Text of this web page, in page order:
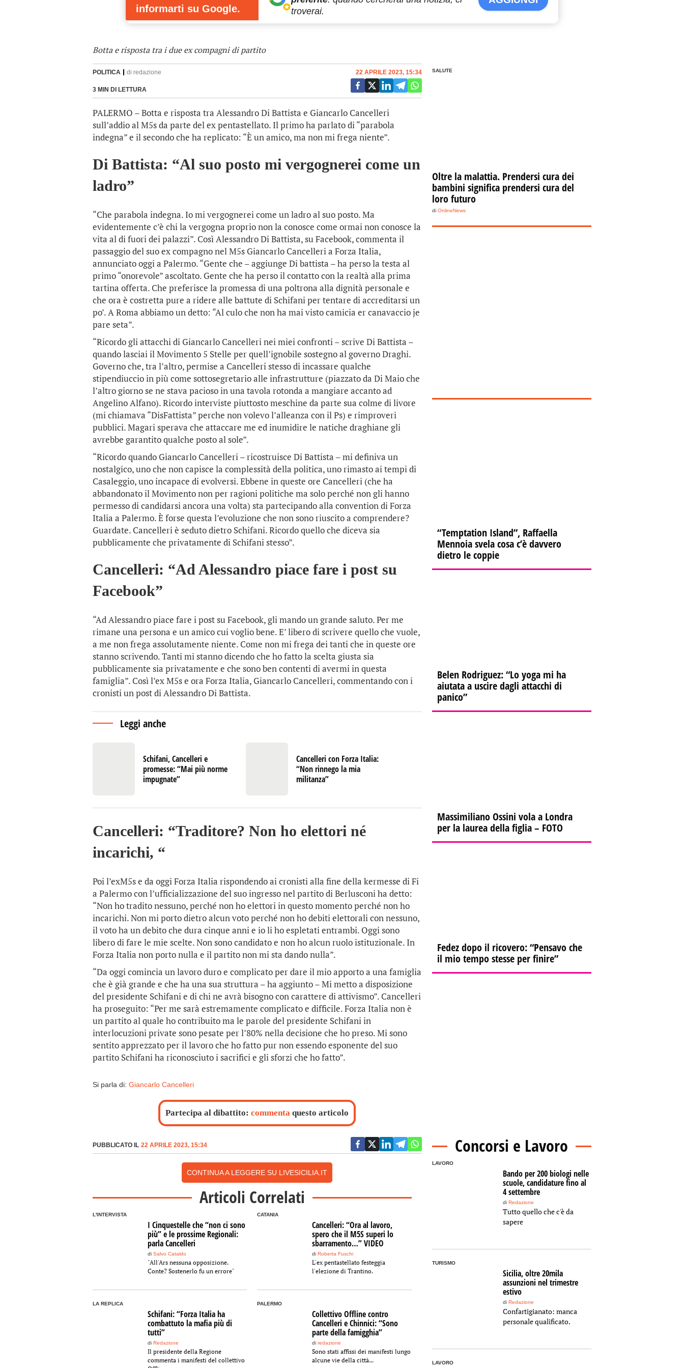
informarti su Google.
troverai.
Botta e risposta tra i due ex compagni di partito
POLITICA di redazione
3 MIN DI LETTURA
22 APRILE 2023, 15:34
PALERMO – Botta e risposta tra Alessandro Di Battista e Giancarlo Cancelleri
sull’addio al M5s da parte del ex pentastellato. Il primo ha parlato di “parabola
indegna” e il secondo che ha replicato: “È un amico, ma non mi frega niente”.
Di Battista: “Al suo posto mi vergognerei come un
ladro”
“Che parabola indegna. Io mi vergognerei come un ladro al suo posto. Ma
evidentemente c’è chi la vergogna proprio non la conosce come ormai non conosce la
vita al di fuori dei palazzi”. Così Alessandro Di Battista, su Facebook, commenta il
passaggio del suo ex compagno nel M5s Giancarlo Cancelleri a Forza Italia,
annunciato oggi a Palermo. “Gente che – aggiunge Di battista – ha perso la testa al
primo “onorevole” ascoltato. Gente che ha perso il contatto con la realtà alla prima
tartina offerta. Che preferisce la promessa di una poltrona alla dignità personale e
che ora è costretta pure a ridere alle battute di Schifani per tentare di accreditarsi un
po’. A Roma abbiamo un detto: “Al culo che non ha mai visto camicia er canavaccio je
pare seta”.
“Ricordo gli attacchi di Giancarlo Cancelleri nei miei confronti – scrive Di Battista –
quando lasciai il Movimento 5 Stelle per quell’ignobile sostegno al governo Draghi.
Governo che, tra l’altro, permise a Cancelleri stesso di incassare qualche
stipendiuccio in più come sottosegretario alle infrastrutture (piazzato da Di Maio che
l’altro giorno se ne stava pacioso in una tavola rotonda a mangiare accanto ad
Angelino Alfano). Ricordo interviste piuttosto meschine da parte sua colme di livore
(mi chiamava “DisFattista” perche non volevo l’alleanza con il Ps) e rimproveri
pubblici. Magari sperava che attaccare me ed inumidire le natiche draghiane gli
avrebbe garantito qualche posto al sole”.
“Ricordo quando Giancarlo Cancelleri – ricostruisce Di Battista – mi definiva un
nostalgico, uno che non capisce la complessità della politica, uno rimasto ai tempi di
Casaleggio, uno incapace di evolversi. Ebbene in queste ore Cancelleri (che ha
abbandonato il Movimento non per ragioni politiche ma solo perché non gli hanno
permesso di candidarsi ancora una volta) sta partecipando alla convention di Forza
Italia a Palermo. È forse questa l’evoluzione che non sono riuscito a comprendere?
Guardate. Cancelleri è seduto dietro Schifani. Ricordo quello che diceva sia
pubblicamente che privatamente di Schifani stesso”.
Cancelleri: “Ad Alessandro piace fare i post su
Facebook”
“Ad Alessandro piace fare i post su Facebook, gli mando un grande saluto. Per me
rimane una persona e un amico cui voglio bene. E’ libero di scrivere quello che vuole,
a me non frega assolutamente niente. Come non mi frega dei tanti che in queste ore
stanno scrivendo. Tanti mi stanno dicendo che ho fatto la scelta giusta sia
pubblicamente sia privatamente e che sono ben contenti di avermi in questa
famiglia”. Così l’ex M5s e ora Forza Italia, Giancarlo Cancelleri, commentando con i
cronisti un post di Alessandro Di Battista.
Leggi anche
Schifani, Cancelleri e
promesse: “Mai più norme
impugnate”
Cancelleri con Forza Italia:
“Non rinnego la mia
militanza”
Cancelleri: “Traditore? Non ho elettori né
incarichi, “
Poi l’exM5s e da oggi Forza Italia rispondendo ai cronisti alla fine della kermesse di Fi
a Palermo con l’ufficializzazione del suo ingresso nel partito di Berlusconi ha detto:
“Non ho tradito nessuno, perché non ho elettori in questo momento perché non ho
incarichi. Non mi porto dietro alcun voto perché non ho debiti elettorali con nessuno,
il voto ha un debito che dura cinque anni e io li ho espletati entrambi. Oggi sono
libero di fare le mie scelte. Non sono candidato e non ho alcun ruolo istituzionale. In
Forza Italia non porto nulla e il partito non mi sta dando nulla”.
“Da oggi comincia un lavoro duro e complicato per dare il mio apporto a una famiglia
che è già grande e che ha una sua struttura – ha aggiunto – Mi metto a disposizione
del presidente Schifani e di chi ne avrà bisogno con carattere di attivismo”. Cancelleri
ha proseguito: “Per me sarà estremamente complicato e difficile. Forza Italia non è
un partito al quale ho contribuito ma le parole del presidente Schifani in
interlocuzioni private sono pesate per l’80% nella decisione che ho preso. Mi sono
sentito apprezzato per il lavoro che ho fatto pur non essendo esponente del suo
partito Schifani ha riconosciuto i sacrifici e gli sforzi che ho fatto”.
Si parla di: Giancarlo Cancelleri
Partecipa al dibattito:commenta questo articolo
PUBBLICATO IL 22 APRILE 2023, 15:34
CONTINUA A LEGGERE SU LIVESICILIA.IT
Articoli Correlati
L'INTERVISTA
I Cinquestelle che “non ci sono
più” e le prossime Regionali:
parla Cancelleri
di Salvo Cataldo
"All'Ars nessuna opposizione.
Conte? Sostenerlo fu un errore"
CATANIA
Cancelleri: “Ora al lavoro,
spero che il M5S superi lo
sbarramento…” VIDEO
diRoberta Fuschi
L'ex pentastellato festeggia
l'elezione di Trantino.
LA REPLICA
Schifani: “Forza Italia ha
combattuto la mafia più di
tutti”
di Redazione
Il presidente della Regione
commenta i manifesti del collettivo
PALERMO
Collettivo Offline contro
Cancelleri e Chinnici: “Sono
parte della famigghia”
diredazione
Sono stati affissi dei manifesti lungo
alcune vie della città...
SALUTE
Oltre la malattia. Prendersi cura dei
bambini significa prendersi cura del
loro futuro
di OnlineNews
“Temptation Island”, Raffaella
Mennoia svela cosa c’è davvero
dietro le coppie
Belen Rodriguez: “Lo yoga mi ha
aiutata a uscire dagli attacchi di
panico”
Massimiliano Ossini vola a Londra
per la laurea della figlia – FOTO
Fedez dopo il ricovero: “Pensavo che
il mio tempo stesse per finire”
Concorsi e Lavoro
LAVORO
Bando per 200 biologi nelle
scuole, candidature fino al
4 settembre
di Redazione
Tutto quello che c'è da
sapere
TURISMO
Sicilia, oltre 20mila
assunzioni nel trimestre
estivo
di Redazione
Confartigianato: manca
personale qualificato.
LAVORO